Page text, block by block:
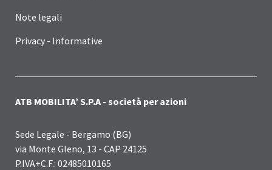
Note legali
Privacy - Informative
ATB MOBILITA’ S.P.A - società per azioni
Sede Legale - Bergamo (BG)
via Monte Gleno, 13 - CAP 24125
P.IVA+C.F.: 02485010165